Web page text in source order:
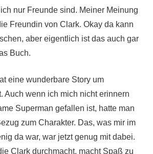
nur Freunde sind. Meiner Meinung
Freundin von Clark. Okay da kann
aber eigentlich ist das auch gar
Buch.
eine wunderbare Story um
Auch wenn ich mich nicht erinnern
Superman gefallen ist, hatte man
zum Charakter. Das, was mir im
da war, war jetzt genug mit dabei.
Clark durchmacht, macht Spaß zu